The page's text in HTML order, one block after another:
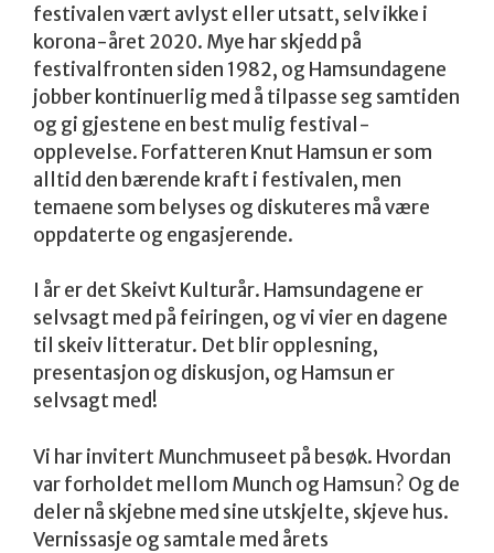
festivalen vært avlyst eller utsatt, selv ikke i
korona-året 2020. Mye har skjedd på
festivalfronten siden 1982, og Hamsundagene
jobber kontinuerlig med å tilpasse seg samtiden
og gi gjestene en best mulig festival-
opplevelse. Forfatteren Knut Hamsun er som
alltid den bærende kraft i festivalen, men
temaene som belyses og diskuteres må være
oppdaterte og engasjerende.
I år er det Skeivt Kulturår. Hamsundagene er
selvsagt med på feiringen, og vi vier en dagene
til skeiv litteratur. Det blir opplesning,
presentasjon og diskusjon, og Hamsun er
selvsagt med!
Vi har invitert Munchmuseet på besøk. Hvordan
var forholdet mellom Munch og Hamsun? Og de
deler nå skjebne med sine utskjelte, skjeve hus.
Vernissasje og samtale med årets